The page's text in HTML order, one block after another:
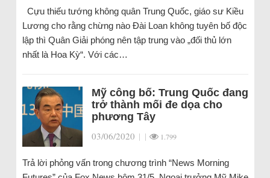
Cựu thiếu tướng không quân Trung Quốc, giáo sư Kiều
Lương cho rằng chừng nào Đài Loan không tuyên bố độc
lập thì Quân Giải phóng nên tập trung vào „đối thủ lớn
nhất là Hoa Kỳ“. Với các…
Mỹ công bố: Trung Quốc đang
trở thành mối đe dọa cho
phương Tây
03/06/2020 | | 1.799
Trả lời phỏng vấn trong chương trình “News Morning